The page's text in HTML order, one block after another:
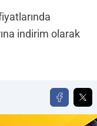
indirim olarak